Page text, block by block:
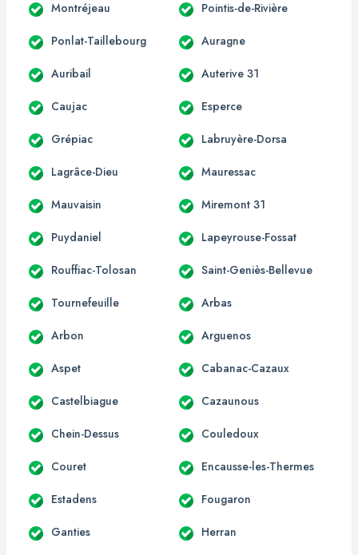
Montréjeau Pointis-de-Rivière
Ponlat-Taillebourg Auragne
Auribail Auterive 31
Caujac Esperce
Grépiac Labruyère-Dorsa
Lagrâce-Dieu Mauressac
Mauvaisin Miremont 31
Puydaniel Lapeyrouse-Fossat
Rouffiac-Tolosan Saint-Geniès-Bellevue
Tournefeuille Arbas
Arbon Arguenos
Aspet Cabanac-Cazaux
Castelbiague Cazaunous
Chein-Dessus Couledoux
Couret Encausse-les-Thermes
Estadens Fougaron
Ganties Herran